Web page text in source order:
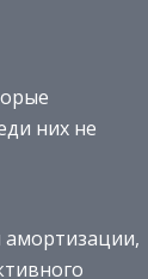
них не
амортизации,